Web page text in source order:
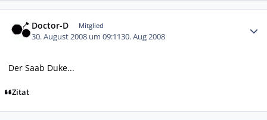
Doctor-D Mitglied
30. August 2008 um 09:1130. Aug 2008
Der Saab Duke...
Zitat